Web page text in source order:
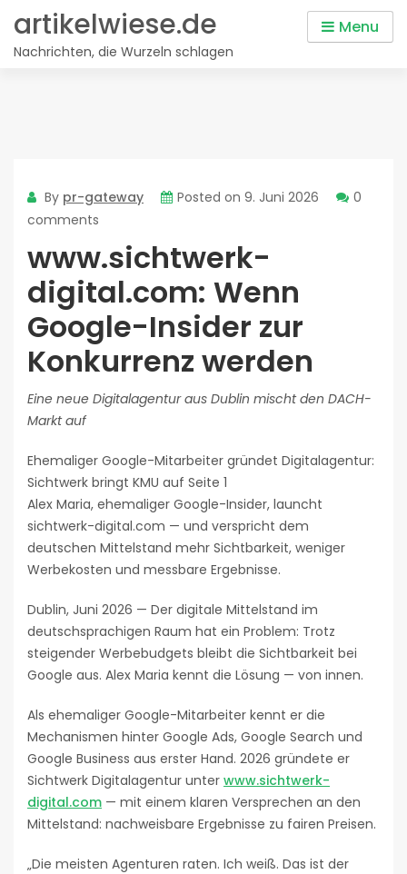
content
artikelwiese.de
Nachrichten, die Wurzeln schlagen
Menu
By pr-gateway Posted on 9. Juni 2026
0
comments
www.sichtwerk-
digital.com: Wenn
Google-Insider zur
Konkurrenz werden
Eine neue Digitalagentur aus Dublin mischt den DACH-
Markt auf
Ehemaliger Google-Mitarbeiter gründet Digitalagentur:
Sichtwerk bringt KMU auf Seite 1
Alex Maria, ehemaliger Google-Insider, launcht
sichtwerk-digital.com — und verspricht dem
deutschen Mittelstand mehr Sichtbarkeit, weniger
Werbekosten und messbare Ergebnisse.
Dublin, Juni 2026 — Der digitale Mittelstand im
deutschsprachigen Raum hat ein Problem: Trotz
steigender Werbebudgets bleibt die Sichtbarkeit bei
Google aus. Alex Maria kennt die Lösung — von innen.
Als ehemaliger Google-Mitarbeiter kennt er die
Mechanismen hinter Google Ads, Google Search und
Google Business aus erster Hand. 2026 gründete er
Sichtwerk Digitalagentur unter www.sichtwerk-
digital.com — mit einem klaren Versprechen an den
Mittelstand: nachweisbare Ergebnisse zu fairen Preisen.
„Die meisten Agenturen raten. Ich weiß. Das ist der